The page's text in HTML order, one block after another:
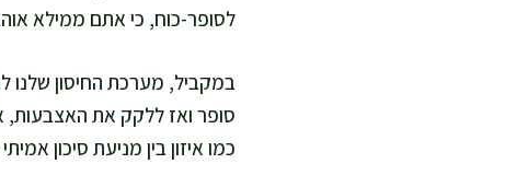
לסופר-כוח, כי אתם ממילא
במקביל, מערכת החיסון שלנו
סופר ואז ללקק את האצבעות,
כמו איזון בין מניעת סיכון